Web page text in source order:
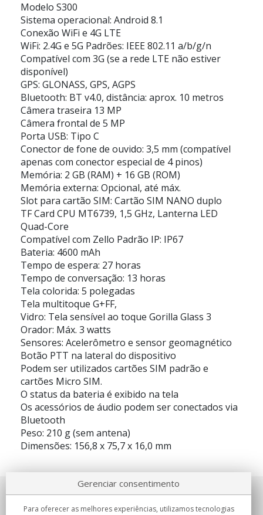
Modelo S300
Sistema operacional: Android 8.1
Conexão WiFi e 4G LTE
WiFi: 2.4G e 5G Padrões: IEEE 802.11 a/b/g/n
Compatível com 3G (se a rede LTE não estiver
disponível)
GPS: GLONASS, GPS, AGPS
Bluetooth: BT v4.0, distância: aprox. 10 metros
Câmera traseira 13 MP
Câmera frontal de 5 MP
Porta USB: Tipo C
Conector de fone de ouvido: 3,5 mm (compatível
apenas com conector especial de 4 pinos)
Memória: 2 GB (RAM) + 16 GB (ROM)
Memória externa: Opcional, até máx.
Slot para cartão SIM: Cartão SIM NANO duplo
TF Card CPU MT6739, 1,5 GHz, Lanterna LED
Quad-Core
Compatível com Zello Padrão IP: IP67
Bateria: 4600 mAh
Tempo de espera: 27 horas
Tempo de conversação: 13 horas
Tela colorida: 5 polegadas
Tela multitoque G+FF,
Vidro: Tela sensível ao toque Gorilla Glass 3
Orador: Máx. 3 watts
Sensores: Acelerômetro e sensor geomagnético
Botão PTT na lateral do dispositivo
Podem ser utilizados cartões SIM padrão e
cartões Micro SIM.
O status da bateria é exibido na tela
Os acessórios de áudio podem ser conectados via
Bluetooth
Peso: 210 g (sem antena)
Dimensões: 156,8 x 75,7 x 16,0 mm
Sobre nosotros
Gerenciar consentimento
Para oferecer as melhores experiências, utilizamos tecnologias